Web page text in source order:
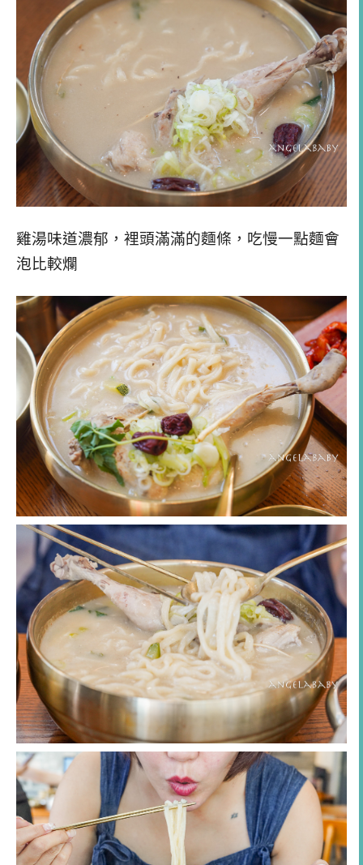
雞湯味道濃郁，裡頭滿滿的麵條，吃慢一點麵會
泡比較爛